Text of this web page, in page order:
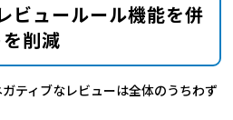
ビュールール機能を併
削減
ティブなレビューは全体のうちわず